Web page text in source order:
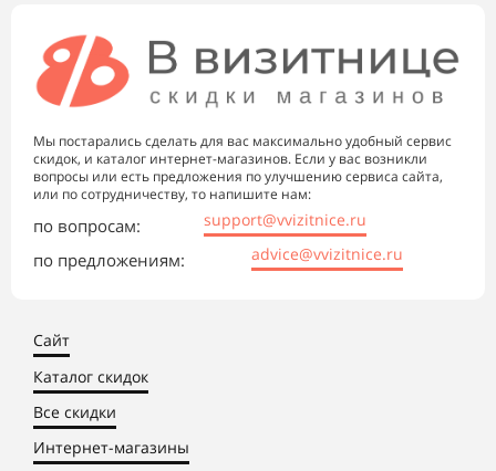
Мы постарались сделать для вас максимально удобный сервис
скидок, и каталог интернет-магазинов. Если у вас возникли
вопросы или есть предложения по улучшению сервиса сайта,
или по сотрудничеству, то напишите нам:
по вопросам: support@vvizitnice.ru
по предложениям: advice@vvizitnice.ru
Сайт
Каталог скидок
Все скидки
Интернет-магазины